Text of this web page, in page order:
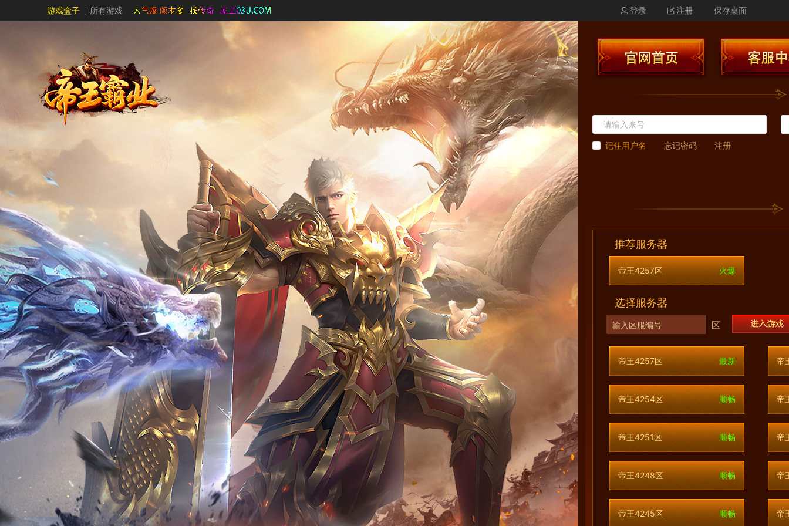
游戏盒子 所有游戏 登录 注册 保存桌面
记住用户名 忘记密码 注册
推荐服务器
帝王4257区 火爆
选择服务器
区
帝王4257区 最新 帝
帝王4254区 顺畅 帝
帝王4251区 顺畅 帝
帝王4248区 顺畅 帝
帝王4245区 顺畅 帝